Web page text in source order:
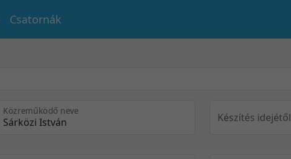
Csatornák
Közreműködő neve
Készítés idejétől